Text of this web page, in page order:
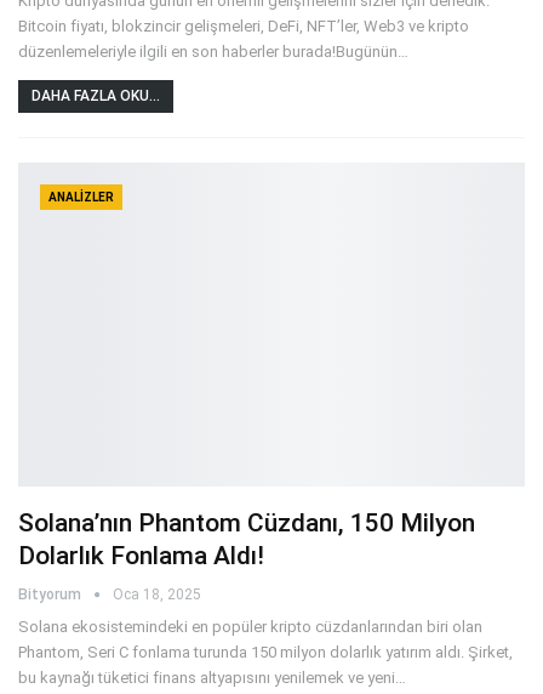
Bitcoin fiyatı, blokzincir gelişmeleri, DeFi, NFT’ler, Web3 ve kripto
düzenlemeleriyle ilgili en son haberler burada!Bugünün
DAHA FAZLA OKU...
ANALIZLER
Solana’nın Phantom Cüzdanı, 150 Milyon
Dolarlık Fonlama Aldı!
Bityorum Oca 18, 2025
Solana ekosistemindeki en popüler kripto cüzdanlarından biri olan
Phantom, Seri C fonlama turunda 150 milyon dolarlık yatırım aldı. Şirket,
bu kaynağı tüketici finans altyapısını yenilemek ve yeni…